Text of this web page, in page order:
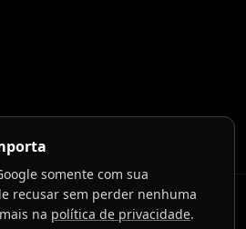
somente com sua
recusar sem perder nenhuma
na política de privacidade.